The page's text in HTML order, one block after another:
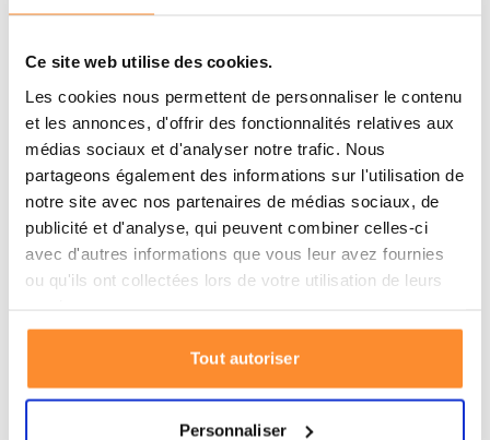
Ce site web utilise des cookies.
Les cookies nous permettent de personnaliser le contenu
et les annonces, d'offrir des fonctionnalités relatives aux
médias sociaux et d'analyser notre trafic. Nous
partageons également des informations sur l'utilisation de
notre site avec nos partenaires de médias sociaux, de
publicité et d'analyse, qui peuvent combiner celles-ci
avec d'autres informations que vous leur avez fournies
ou qu'ils ont collectées lors de votre utilisation de leurs
Tout autoriser
Personnaliser
dessous.
Lisez ici comment apprêter vos filtres à
fluor PF-2 Berkey avant utilisation !
Nettoyez le dessous de chaque filtre à eau PF-2
avec un léger chiffon (n'enlevez pas les bouchons
bleus pour le moment).
Enlevez les bouchons bleus à chaque extrémité
des filtres à fluor PF-2 Berkey.
Pour chaque filtre à fluor PF-2 Berkey, placez un
faisant attention à ce que le trou du joint soit
parfaitement aligné sur le trou du filtre à eau PF-2.
Appuyez le joint contre le robinet de la cuisine
(appuyez bien pour que rien ne coule sur le côté).